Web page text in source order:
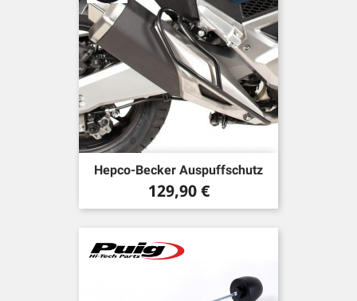
Hepco-Becker Auspuffschutz
Preis
129,90 €